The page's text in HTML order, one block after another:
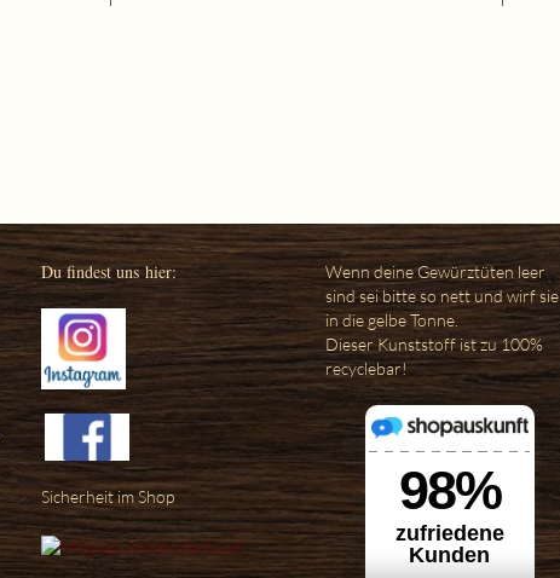
Du findest uns hier:
Sicherheit im Shop
Wenn deine Gewürztüten leer
sind sei bitte so nett und wirf sie
in die gelbe Tonne.
Dieser Kunststoff ist zu 100%
recyclebar!